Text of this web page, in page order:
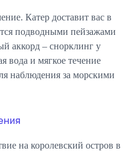
Катер доставит вас в
подводными пейзажами
аккорд – снорклинг у
вода и мягкое течение
наблюдения за морскими
на королевский остров в